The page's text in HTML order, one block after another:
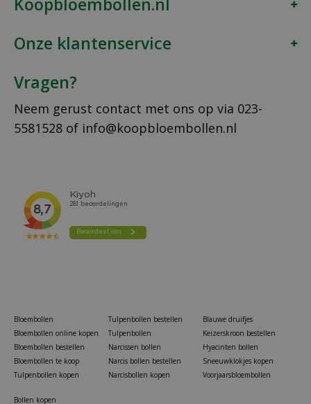
Onze klantenservice
Vragen?
Neem gerust contact met ons op via 023-
5581528 of info@koopbloembollen.nl
Bloembollen
Bloembollen online kopen
Bloembollen bestellen
Bloembollen te koop
Tulpenbollen kopen
Tulpenbollen bestellen
Tulpenbollen
Narcissen bollen
Narcis bollen bestellen
Narcisbollen kopen
Blauwe druifjes
Keizerskroon bestellen
Hyacinten bollen
Sneeuwklokjes kopen
Voorjaarsbloembollen
Bollen kopen